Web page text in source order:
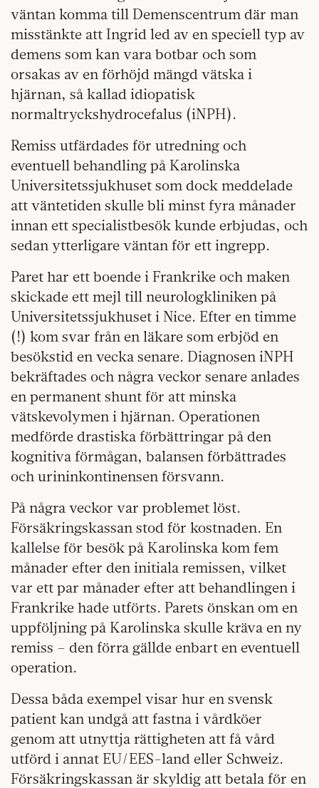
väntan komma till Demenscentrum där man
misstänkte att Ingrid led av en speciell typ av
demens som kan vara botbar och som
orsakas av en förhöjd mängd vätska i
hjärnan, så kallad idiopatisk
normaltryckshydrocefalus (iNPH).
Remiss utfärdades för utredning och
eventuell behandling på Karolinska
Universitetssjukhuset som dock meddelade
att väntetiden skulle bli minst fyra månader
innan ett specialistbesök kunde erbjudas, och
sedan ytterligare väntan för ett ingrepp.
Paret har ett boende i Frankrike och maken
skickade ett mejl till neurologkliniken på
Universitetssjukhuset i Nice. Efter en timme
(!) kom svar från en läkare som erbjöd en
besökstid en vecka senare. Diagnosen iNPH
bekräftades och några veckor senare anlades
en permanent shunt för att minska
vätskevolymen i hjärnan. Operationen
medförde drastiska förbättringar på den
kognitiva förmågan, balansen förbättrades
och urininkontinensen försvann.
På några veckor var problemet löst.
Försäkringskassan stod för kostnaden. En
kallelse för besök på Karolinska kom fem
månader efter den initiala remissen, vilket
var ett par månader efter att behandlingen i
Frankrike hade utförts. Parets önskan om en
uppföljning på Karolinska skulle kräva en ny
remiss – den förra gällde enbart en eventuell
operation.
Dessa båda exempel visar hur en svensk
patient kan undgå att fastna i vårdköer
genom att utnyttja rättigheten att få vård
utförd i annat EU/EES-land eller Schweiz.
Försäkringskassan är skyldig att betala för en